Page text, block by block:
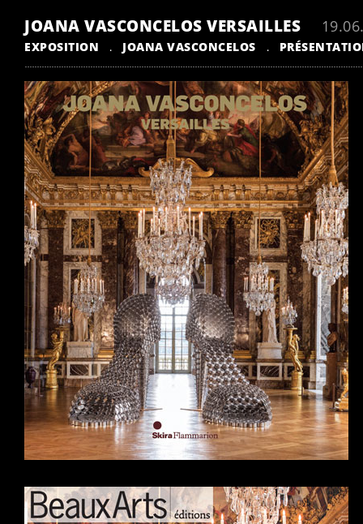
JOANA VASCONCELOS VERSAILLES
EXPOSITION . JOANA VASCONCELOS .